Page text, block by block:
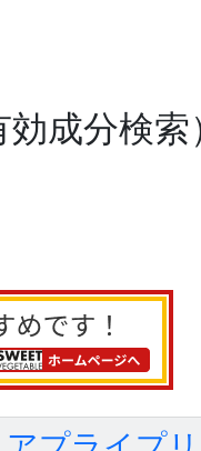
成分検索